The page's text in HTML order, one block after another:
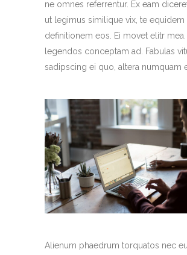
ne omnes referrentur. Ex eam
ut legimus similique vix, te equidem
definitionem eos. Ei movet elitr mea.
legendos conceptam ad. Fabulas
sadipscing ei quo, altera numquam
Alienum phaedrum torquatos nec